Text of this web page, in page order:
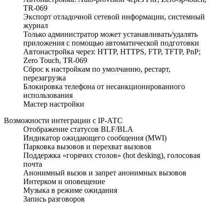
TR-069
Экспорт отладочной сетевой информации, системный
журнал
Только администратор может устанавливать/удалять
приложения с помощью автоматической подготовки
Автонастройка через: HTTP, HTTPS, FTP, TFTP, PnP;
Zero Touch, TR-069
Сброс к настройкам по умолчанию, рестарт,
перезагрузка
Блокировка телефона от несанкционированного
использования
Мастер настройки
Возможности интеграции с IP-АТС
Отображение статусов BLF/BLA
Индикатор ожидающего сообщения (MWI)
Парковка вызовов и перехват вызовов
Поддержка «горячих столов» (hot desking), голосовая
почта
Анонимный вызов и запрет анонимных вызовов
Интерком и оповещение
Музыка в режиме ожидания
Запись разговоров